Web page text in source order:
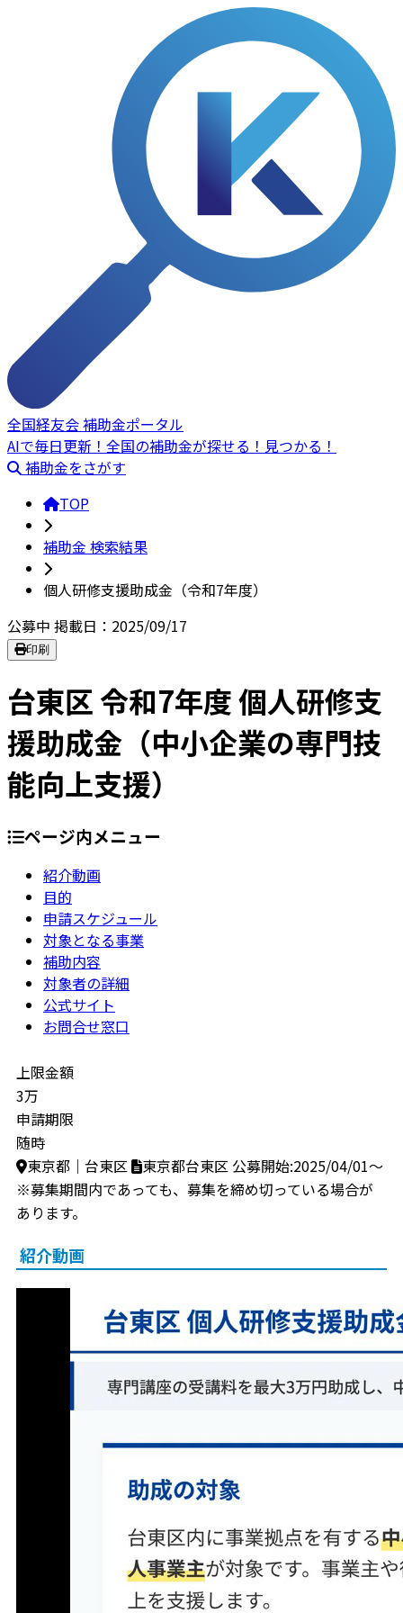
全国経友会 補助金ポータル
AIで毎日更新！全国の補助金が探せる！見つかる！
補助金をさがす
TOP
補助金 検索結果
個人研修支援助成金（令和7年度）
公募中 掲載日：2025/09/17
印刷
台東区 令和7年度 個人研修支
援助成金（中小企業の専門技
能向上支援）
ページ内メニュー
紹介動画
目的
申請スケジュール
対象となる事業
補助内容
対象者の詳細
公式サイト
お問合せ窓口
上限金額
3万
申請期限
随時
東京都｜台東区
東京都台東区 公募開始:2025/04/01～
※募集期間内であっても、募集を締め切っている場合が
あります。
紹介動画